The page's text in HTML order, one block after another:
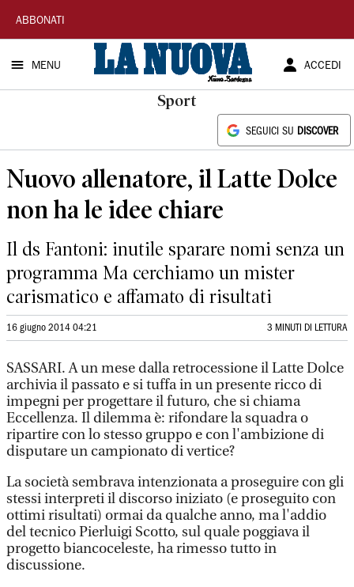
La
Nuova
Sardegna
ABBONATI
MENU ACCEDI
Sport
SEGUICI SU DISCOVER
Nuovo allenatore, il Latte Dolce
non ha le idee chiare
Il ds Fantoni: inutile sparare nomi senza un
programma Ma cerchiamo un mister
carismatico e affamato di risultati
16 giugno 2014 04:21 3 MINUTI DI LETTURA
SASSARI. A un mese dalla retrocessione il Latte Dolce
archivia il passato e si tuffa in un presente ricco di
impegni per progettare il futuro, che si chiama
Eccellenza. Il dilemma è: rifondare la squadra o
ripartire con lo stesso gruppo e con l'ambizione di
disputare un campionato di vertice?
La società sembrava intenzionata a proseguire con gli
stessi interpreti il discorso iniziato (e proseguito con
ottimi risultati) ormai da qualche anno, ma l'addio
del tecnico Pierluigi Scotto, sul quale poggiava il
progetto biancoceleste, ha rimesso tutto in
discussione.